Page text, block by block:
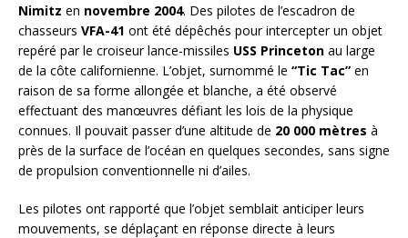
Nimitz en novembre 2004. Des pilotes de l’escadron de
chasseurs VFA-41 ont été dépêchés pour intercepter un objet
repéré par le croiseur lance-missiles USS Princeton au large
de la côte californienne. L’objet, surnommé le “Tic Tac” en
raison de sa forme allongée et blanche, a été observé
effectuant des manœuvres défiant les lois de la physique
connues. Il pouvait passer d’une altitude de 20 000 mètres à
près de la surface de l’océan en quelques secondes, sans signe
de propulsion conventionnelle ni d’ailes.
Les pilotes ont rapporté que l’objet semblait anticiper leurs
mouvements, se déplaçant en réponse directe à leurs